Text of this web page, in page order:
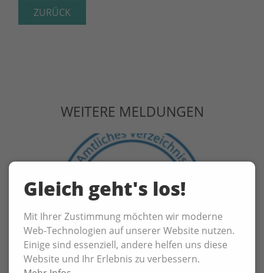
ZURÜCK
WEITERE MELDUNGEN
Gleich geht's los!
Mit Ihrer Zustimmung möchten wir moderne
Web-Technologien auf unserer Website nutzen.
Einige sind essenziell, andere helfen uns diese
Website und Ihr Erlebnis zu verbessern.